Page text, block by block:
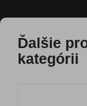
Ďalšie
kategórii